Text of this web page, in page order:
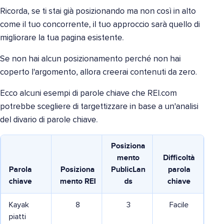
Ricorda, se ti stai già posizionando ma non così in alto
come il tuo concorrente, il tuo approccio sarà quello di
migliorare la tua pagina esistente.
Se non hai alcun posizionamento perché non hai
coperto l'argomento, allora creerai contenuti da zero.
Ecco alcuni esempi di parole chiave che REI.com
potrebbe scegliere di targettizzare in base a un'analisi
del divario di parole chiave.
Parola
chiave
Posiziona
mento REI
Posiziona
mento
PublicLan
ds
Difficoltà
parola
chiave
Kayak
piatti
8 3 Facile